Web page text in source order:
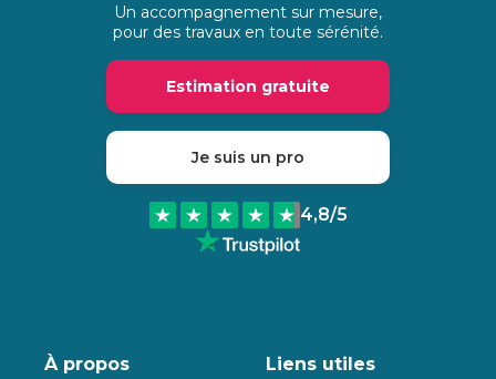
Un accompagnement sur mesure,
pour des travaux en toute sérénité.
Estimation gratuite
Je suis un pro
4,8/5
À propos Liens utiles